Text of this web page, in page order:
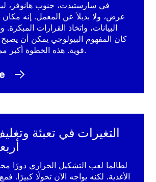
عرض، ولا بديلاً عن المعمل. إنه مكان
البيانات، واتخاذ القرارات المبكرة.
كان المفهوم البيولوجي يمكن أن
قوية. هذه الخطوة أكبر مما قد تبدو عليه.
التغيرات في تعبئة
لطالما لعب التشكيل الحراري دورًا
الأغذية. لكنه يواجه الآن تحولًا كبيرًا.